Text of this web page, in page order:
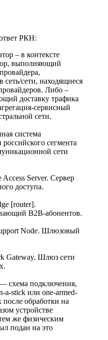
РКН:
– в контексте
выполняющий
сети, находящиеся
Либо –
доставку трафика
сервисный
сети.
система
сегмента
сети
Server. Сервер
доступа.
[router].
B2B-абонентов.
Node. Шлюзовый
Gateway. Шлюз сети
схема подключения,
a-stick или one-armed-
обработки на
устройстве
же физическим
подан на это